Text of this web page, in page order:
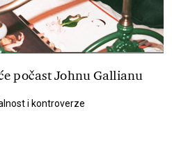
počast Johnu Gallianu
i kontroverze